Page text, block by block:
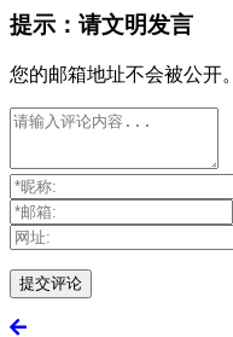
提示：请文明发言
您的邮箱地址不会被公开。